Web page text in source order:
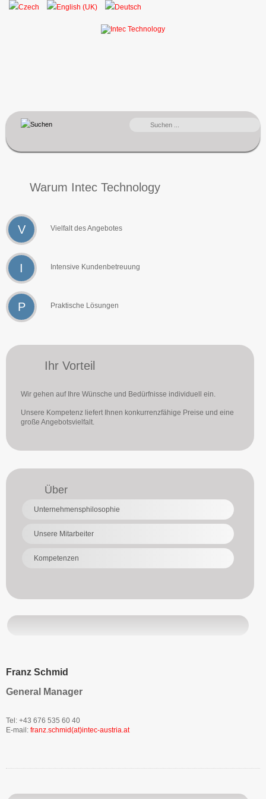
SUCHEN
Warum Intec Technology
V Vielfalt des Angebotes
I Intensive Kundenbetreuung
P Praktische Lösungen
Ihr Vorteil
Wir gehen auf Ihre Wünsche und Bedürfnisse individuell ein.
Unsere Kompetenz liefert Ihnen konkurrenzfähige Preise und eine
große Angebotsvielfalt.
Über
Unternehmensphilosophie
Unsere Mitarbeiter
Kompetenzen
Franz Schmid
General Manager
Tel: +43 676 535 60 40
E-mail: franz.schmid(at)intec-austria.at